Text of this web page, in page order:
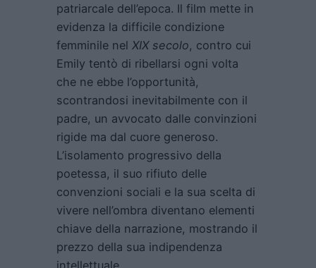
patriarcale dell’epoca. Il film mette in
evidenza la difficile condizione
femminile nel XIX secolo, contro cui
Emily tentò di ribellarsi ogni volta
che ne ebbe l’opportunità,
scontrandosi inevitabilmente con il
padre, un avvocato dalle convinzioni
rigide ma dal cuore generoso.
L’isolamento progressivo della
poetessa, il suo rifiuto delle
convenzioni sociali e la sua scelta di
vivere nell’ombra diventano elementi
chiave della narrazione, mostrando il
prezzo della sua indipendenza
intellettuale.